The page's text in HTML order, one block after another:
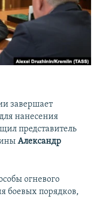
завершает
нанесения
представитель
Александр
огневого
боевых порядков,